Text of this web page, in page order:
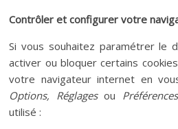
Contrôler et configurer votre
Si vous souhaitez paramétrer le
activer ou bloquer certains
votre navigateur internet en
Options, Réglagesou Préférences
utilisé :